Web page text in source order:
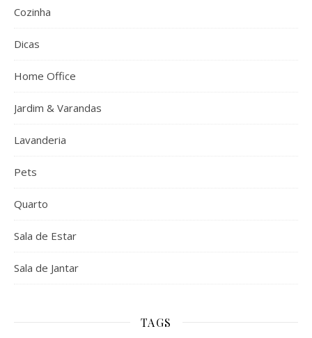
Cozinha
Dicas
Home Office
Jardim & Varandas
Lavanderia
Pets
Quarto
Sala de Estar
Sala de Jantar
TAGS